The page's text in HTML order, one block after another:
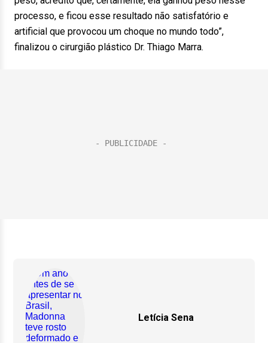
processo, e ficou esse resultado não satisfatório e
artificial que provocou um choque no mundo todo”,
finalizou o cirurgião plástico Dr. Thiago Marra.
Letícia Sena